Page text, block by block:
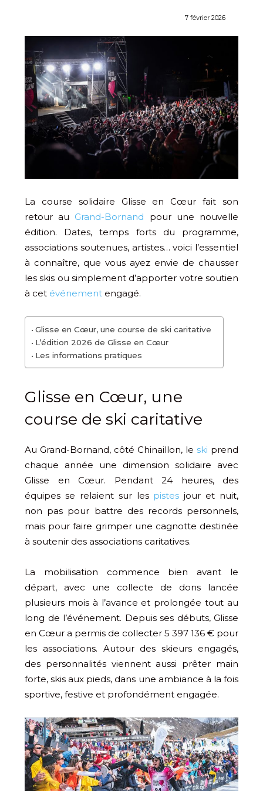
7 février 2026
La course solidaire Glisse en Cœur fait son
retour au Grand-Bornand pour une nouvelle
édition. Dates, temps forts du programme,
associations soutenues, artistes… voici l’essentiel
à connaître, que vous ayez envie de chausser
les skis ou simplement d’apporter votre soutien
à cet événement engagé.
Glisse en Cœur, une course de ski caritative
L’édition 2026 de Glisse en Cœur
Les informations pratiques
Glisse en Cœur, une
course de ski caritative
Au Grand-Bornand, côté Chinaillon, le ski prend
chaque année une dimension solidaire avec
Glisse en Cœur. Pendant 24 heures, des
équipes se relaient sur les pistes jour et nuit,
non pas pour battre des records personnels,
mais pour faire grimper une cagnotte destinée
à soutenir des associations caritatives.
La mobilisation commence bien avant le
départ, avec une collecte de dons lancée
plusieurs mois à l’avance et prolongée tout au
long de l’événement. Depuis ses débuts, Glisse
en Cœur a permis de collecter 5 397 136 € pour
les associations. Autour des skieurs engagés,
des personnalités viennent aussi prêter main
forte, skis aux pieds, dans une ambiance à la fois
sportive, festive et profondément engagée.